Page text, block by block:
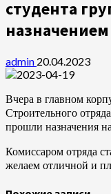
студента
admin 20.04.2023
Вчера в главном
Строительного
прошли назначения
Комиссаром отряда
желаем отличной и